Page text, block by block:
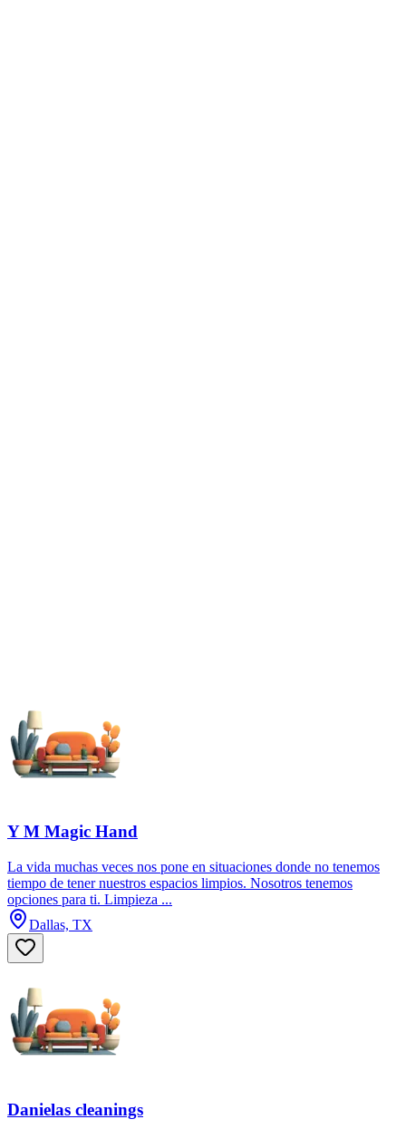
Y M Magic Hand
La vida muchas veces nos pone en situaciones donde no tenemos
tiempo de tener nuestros espacios limpios. Nosotros tenemos
opciones para ti. Limpieza ...
Dallas, TX
Danielas cleanings